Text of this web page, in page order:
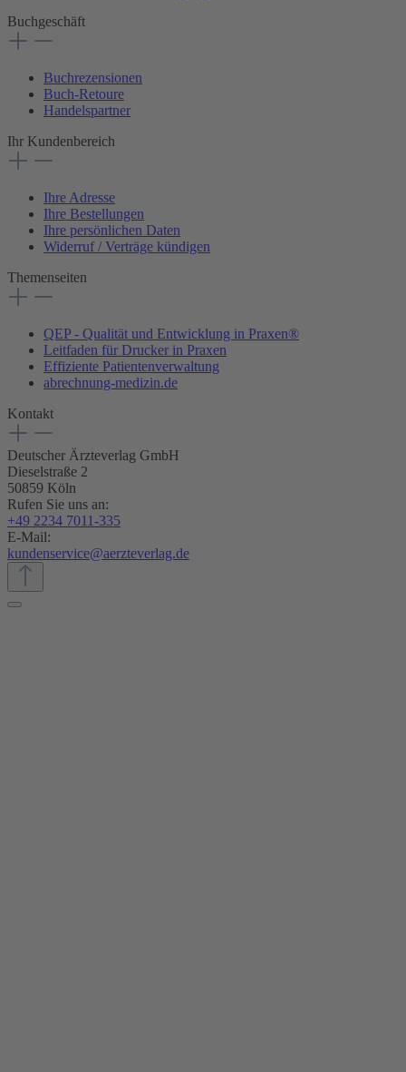
Buchgeschäft
Buchrezensionen
Buch-Retoure
Handelspartner
Ihr Kundenbereich
Ihre Adresse
Ihre Bestellungen
Ihre persönlichen Daten
Widerruf / Verträge kündigen
Themenseiten
QEP - Qualität und Entwicklung in Praxen®
Leitfaden für Drucker in Praxen
Effiziente Patientenverwaltung
abrechnung-medizin.de
Kontakt
Deutscher Ärzteverlag GmbH
Dieselstraße 2
50859 Köln
Rufen Sie uns an:
+49 2234 7011-335
E-Mail:
kundenservice@aerzteverlag.de